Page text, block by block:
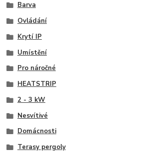
Barva
Ovládání
Krytí IP
Umístění
Pro náročné
HEATSTRIP
2 - 3 kW
Nesvítivé
Domácnosti
Terasy pergoly